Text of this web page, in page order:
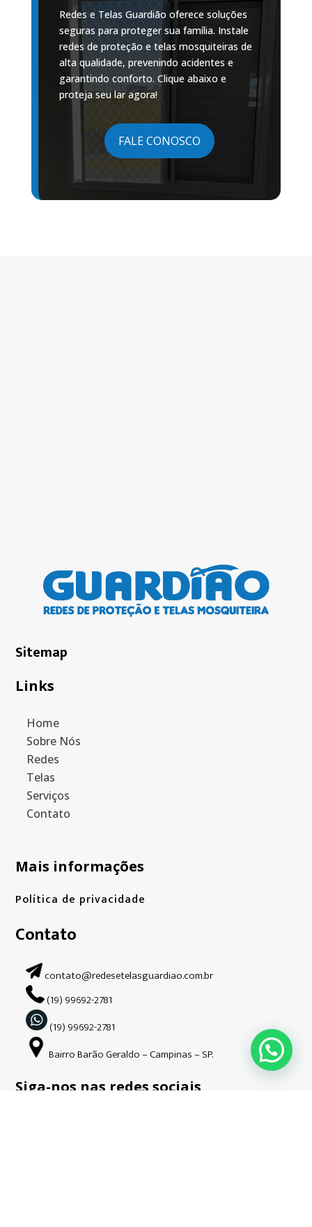
Redes e Telas Guardião oferece soluções
seguras para proteger sua família. Instale
redes de proteção e telas mosquiteiras de
alta qualidade, prevenindo acidentes e
garantindo conforto. Clique abaixo e
proteja seu lar agora!
FALE CONOSCO
Sitemap
Links
Home
Sobre Nós
Redes
Telas
Serviços
Contato
Mais informações
Política de privacidade
Contato
contato@redesetelasguardiao.com.br
(19) 99692-2781
(19) 99692-2781
Bairro Barão Geraldo – Campinas – SP.
Siga-nos nas redes sociais